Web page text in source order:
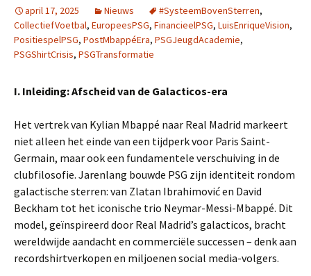
april 17, 2025 Nieuws #SysteemBovenSterren,
CollectiefVoetbal, EuropeesPSG, FinancieelPSG, LuisEnriqueVision,
PositiespelPSG, PostMbappéEra, PSGJeugdAcademie,
PSGShirtCrisis, PSGTransformatie
I. Inleiding: Afscheid van de Galacticos-era
Het vertrek van Kylian Mbappé naar Real Madrid markeert
niet alleen het einde van een tijdperk voor Paris Saint-
Germain, maar ook een fundamentele verschuiving in de
clubfilosofie. Jarenlang bouwde PSG zijn identiteit rondom
galactische sterren: van Zlatan Ibrahimović en David
Beckham tot het iconische trio Neymar-Messi-Mbappé. Dit
model, geïnspireerd door Real Madrid’s galacticos, bracht
wereldwijde aandacht en commerciële successen – denk aan
recordshirtverkopen en miljoenen social media-volgers.